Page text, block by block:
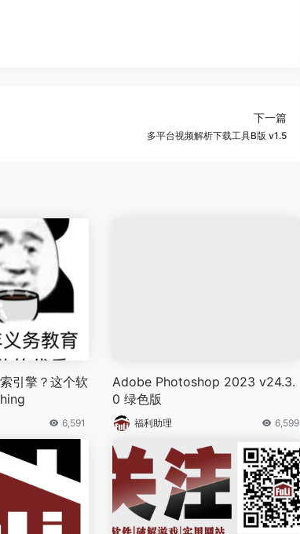
下一篇
多平台视频解析下载工具B版 v1.5
引擎？这个软
6,591
Adobe Photoshop 2023 v24.3.
0 绿色版
福利助理 6,599